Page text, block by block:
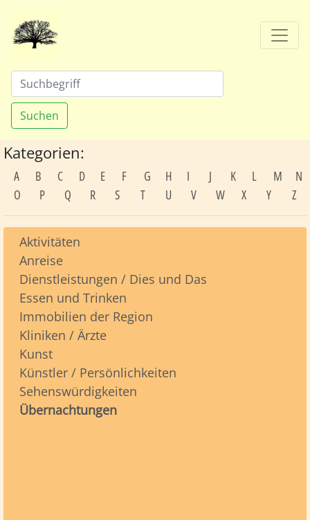
Suchen
Kategorien:
A B C D E F G H I J K L M
N
O
P Q R S T U V W X Y Z
Aktivitäten
Anreise
Dienstleistungen / Dies und Das
Essen und Trinken
Immobilien der Region
Kliniken / Ärzte
Kunst
Künstler / Persönlichkeiten
Sehenswürdigkeiten
Übernachtungen